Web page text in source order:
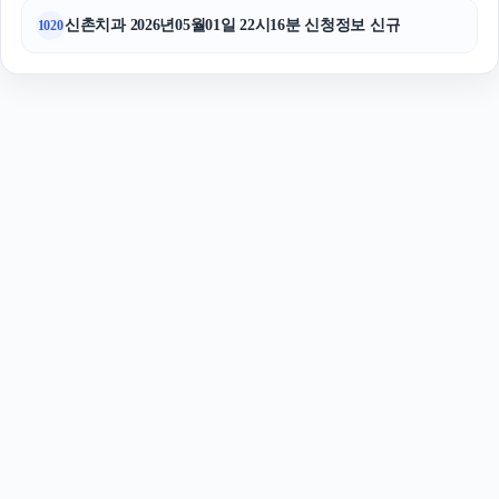
1020신촌치과 2026년05월01일 22시16분 신청정보 신규